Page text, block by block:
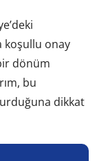
koşullu onay
dönüm
bu
dikkat